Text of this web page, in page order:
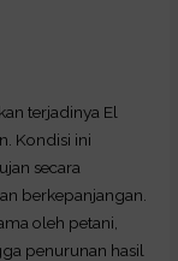
terjadinya El
Kondisi ini
secara
berkepanjangan.
oleh petani,
penurunan hasil